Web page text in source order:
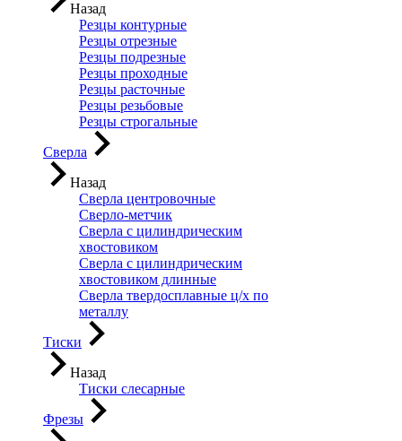
Назад
Резцы контурные
Резцы отрезные
Резцы подрезные
Резцы проходные
Резцы расточные
Резцы резьбовые
Резцы строгальные
Сверла
Назад
Сверла центровочные
Сверло-метчик
Сверла с цилиндрическим
хвостовиком
Сверла с цилиндрическим
хвостовиком длинные
Сверла твердосплавные ц/х по
металлу
Тиски
Назад
Тиски слесарные
Фрезы